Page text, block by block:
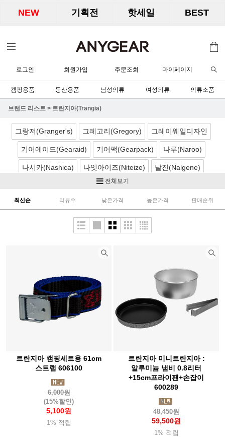
NEW 기획전 핫세일 BEST
로그인 회원가입 주문조회 마이페이지
캠핑용품 등산용품 남성의류 여성의류 의류소품
브랜드 리스트 > 트란지아(Trangia)
그랑저(Granger's) 그레고리(Gregory) 그레이웨일디자인
기어에이드(Gearaid) 기어팩(Gearpack) 나루(Naroo)
나시카(Nashica) 나잇아이즈(Niteize) 날진(Nalgene)
네이처하이크(Naturehike) 노르딕캠프(Nordicamp)
니모(Nemo) 노박스(Nobox) 닉왁스(Nikwax)
더캠퍼(TheCamper)
랩(Rab)
루시올(Luciole) 루세코(Luceco) 뢰클(Roeckl) 마메이타
마운트리버(Mountriver) 마운트피크
마운틴스미스(MountainS) 마티니(Mattini) 매트릭스(Matrix)
메카닉스웨어(Mechanix)
몬스터라이트 몬테라(Monterra) 몬츄라(Montura) 몽벨
미니멀웍스(Mnmalworks) 미스테리월(Mysterywall)
반고(Vango) 배핀(Baffin)
베어본즈(Barebones) 벤퀘스트(Vanquest) 벨락(BellRock)
전체보기
최신순 리뷰수 낮은가격 높은가격 판매순위
트란지아 캠핑세트용 61cm
스트랩 606100
6,000원
(15%할인)
5,100원
1% 적립
트란지아 미니트란지아 :
알루미늄 냄비 0.8리터
+15cm프라이팬+손잡이
600289
48,450원
59,500원
1% 적립